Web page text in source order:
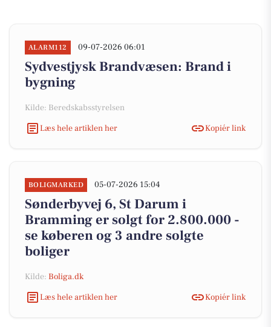
ALARM112 09-07-2026 06:01
Sydvestjysk Brandvæsen: Brand i
bygning
Kilde: Beredskabsstyrelsen
Læs hele artiklen her
Kopiér link
BOLIGMARKED 05-07-2026 15:04
Sønderbyvej 6, St Darum i
Bramming er solgt for 2.800.000 -
se køberen og 3 andre solgte
boliger
Kilde: Boliga.dk
Læs hele artiklen her
Kopiér link